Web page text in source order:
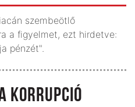
szembeötlő
a figyelmet, ezt hirdetve:
pénzét".
KORRUPCIÓ